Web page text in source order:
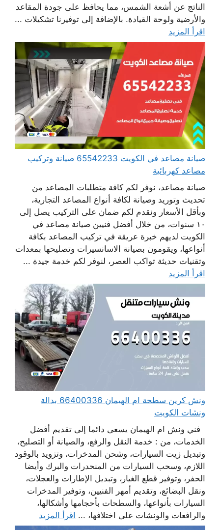
الناتج عن أشعة الشمس، مما يحافظ على جودة المقاعد
والأرضية ولوحة القيادة. بالإضافة إلى توفيرنا تشكيلات ...
اقرأ المزيد
صيانة مصاعد في الكويت 65542233 صيانة وتركيب
مصاعد كهربائية
صيانة مصاعد، نوفر لكم كافة متطلبات المصاعد من
تحديث وتوريد وصيانة لكافة أنواع المصاعد التجارية،
وبأقل الأسعار ونقدم لكم ضمان على التركيب يصل إلى
١٠ سنوات، من خلال أفضل فنيين صيانة مصاعد في
الكويت لديهم خبرة عريقة في تركيب المصاعد بكافة
أنواعها، ويقومون بصيانة الاسانسيرات وتصليحها بمعدات
وتقنيات حديثة تواكب العصر، لنوفر لكم خدمة جيدة ...
اقرأ المزيد
ونش كرين سطحة ام الهيمان 66400336 بدالة
ونشات الكويت
فني ونش ام الهيمان يسعى دائما إلى تقديم أفضل
الخدمات، من : خدمة النقل والرفع، والصيانة أو التصليح،
وتبديل زيت السيارات، وشحن المدخرات، وتزويد بالوقود
اللازم، وسحب السيارات من المنحدرات والبرك وأيضا
الحفر، وتوفير قطع الغيار، وتبديل الإطارات والعجلات،
ونقل البضائع، وتقديم أمهر الفنيين، وتوفير المدخرات
السيارات بأنواعها، والسطحات بأحجامها وأشكالها،
والرافعات والونشات على اختلافها، ... اقرأ المزيد